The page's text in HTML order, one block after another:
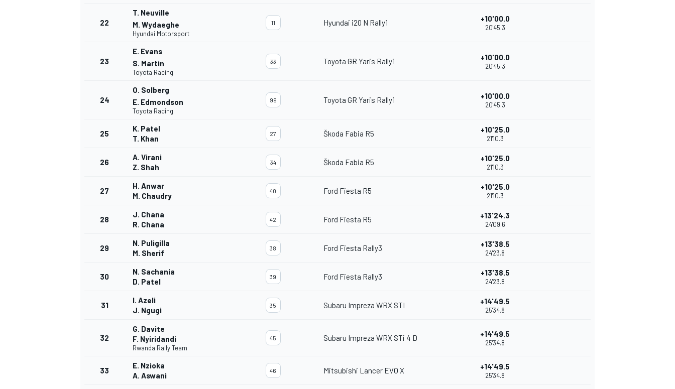
AUTRES CHAMPIONNATS
22
T. Neuville
M. Wydaeghe
Hyundai Motorsport
11 Hyundai i20 N Rally1 +10'00.0
20'45.3
23
E. Evans
S. Martin
Toyota Racing
33 Toyota GR Yaris Rally1 +10'00.0
20'45.3
24
O. Solberg
E. Edmondson
Toyota Racing
99 Toyota GR Yaris Rally1 +10'00.0
20'45.3
25
K. Patel
T. Khan
27 Škoda Fabia R5 +10'25.0
21'10.3
26
A. Virani
Z. Shah
34 Škoda Fabia R5 +10'25.0
21'10.3
27
H. Anwar
M. Chaudry
40 Ford Fiesta R5 +10'25.0
21'10.3
28
J. Chana
R. Chana
42 Ford Fiesta R5 +13'24.3
24'09.6
29
N. Puligilla
M. Sherif
38 Ford Fiesta Rally3 +13'38.5
24'23.8
30
N. Sachania
D. Patel
39 Ford Fiesta Rally3 +13'38.5
24'23.8
31
I. Azeli
J. Ngugi
35 Subaru Impreza WRX STI +14'49.5
25'34.8
32
G. Davite
F. Nyiridandi
Rwanda Rally Team
45 Subaru Impreza WRX STi 4 D +14'49.5
25'34.8
33
E. Nzioka
A. Aswani
46 Mitsubishi Lancer EVO X +14'49.5
25'34.8